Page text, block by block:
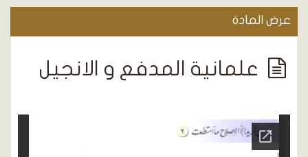
عرض المادة
علمانية المدفع و الانجيل